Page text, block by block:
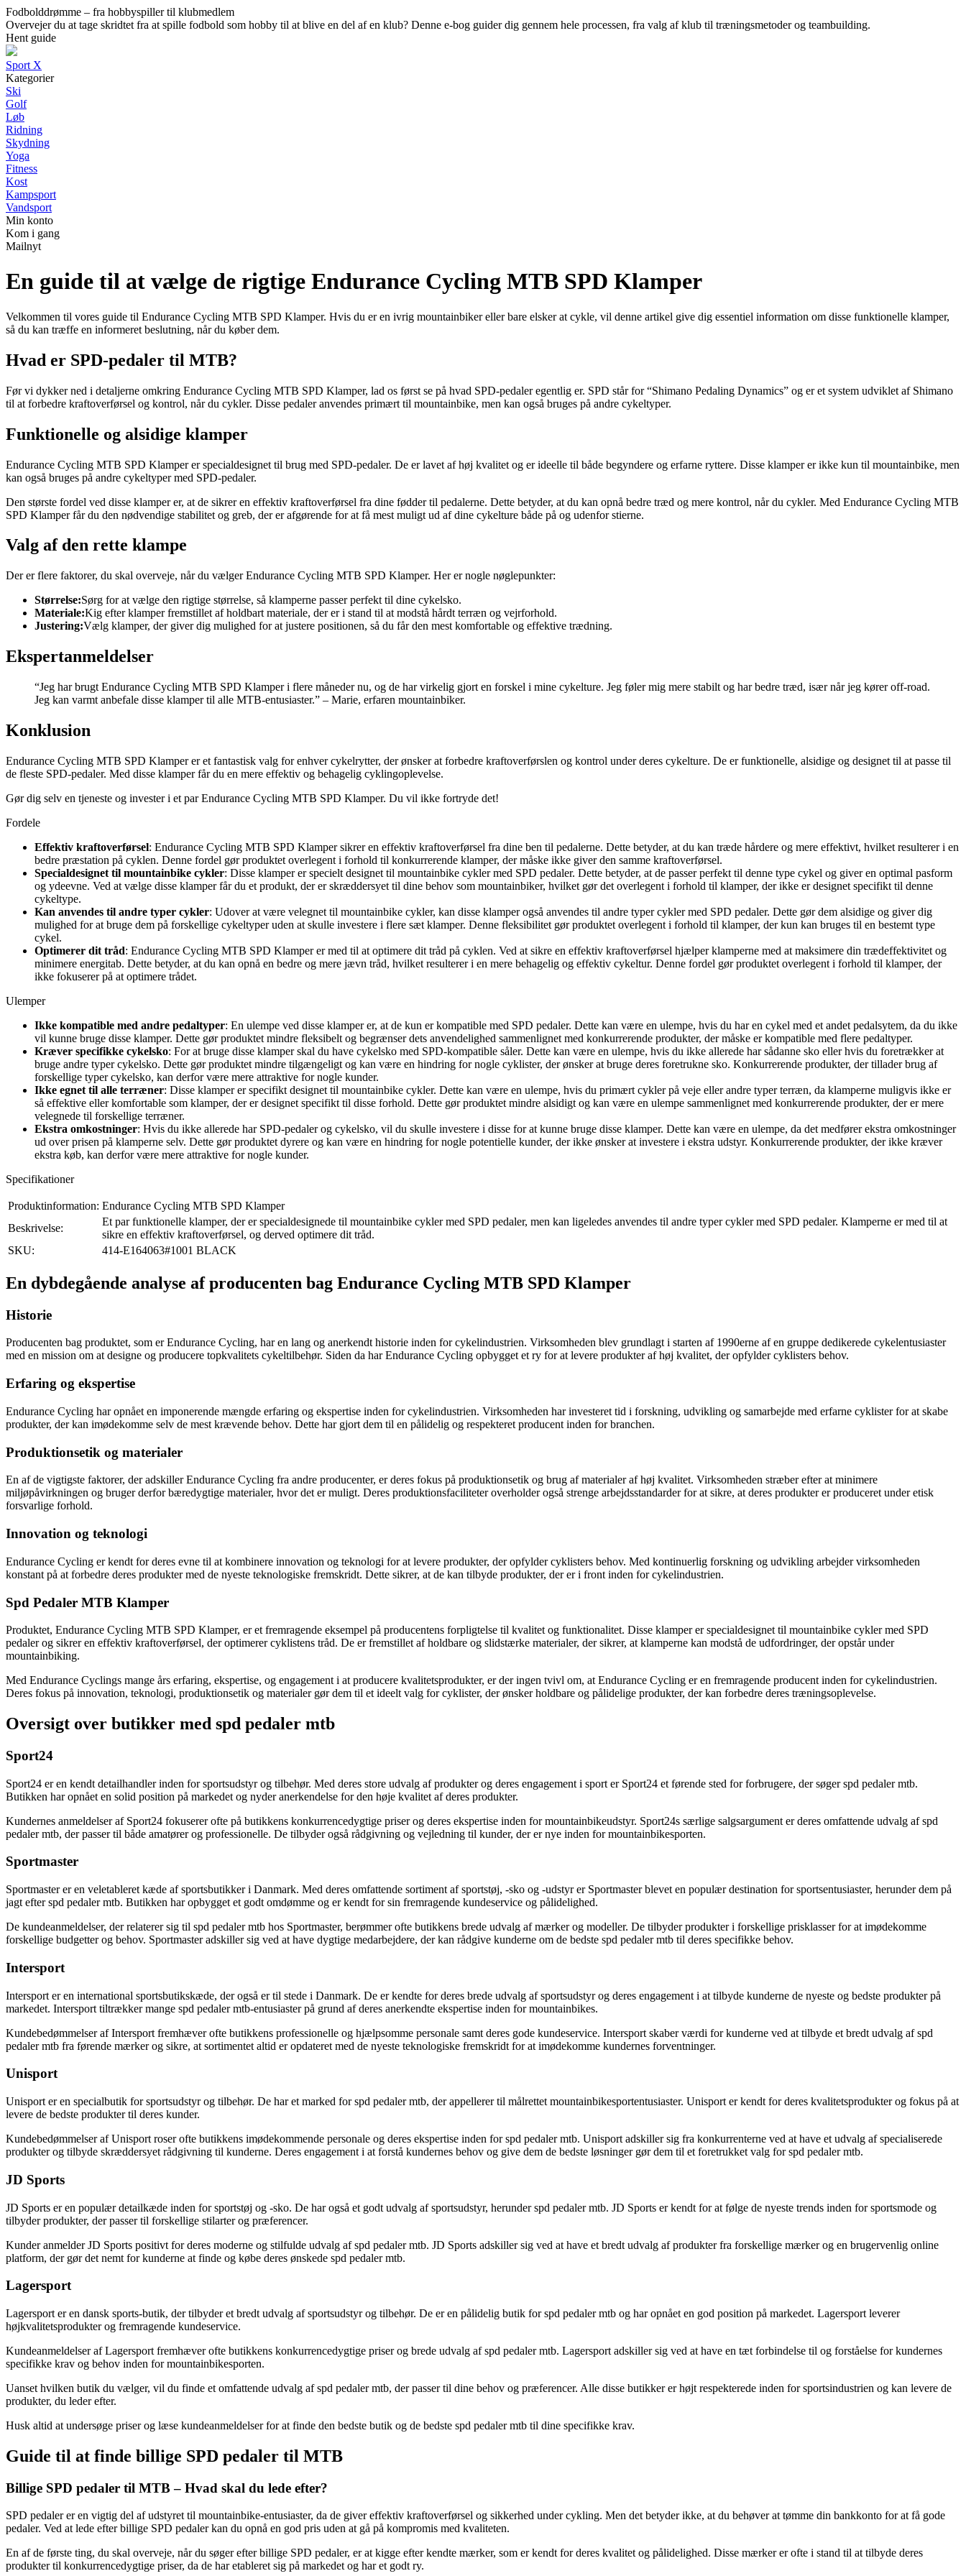
Fodbolddrømme – fra hobbyspiller til klubmedlem
Overvejer du at tage skridtet fra at spille fodbold som hobby til at blive en del af en klub? Denne e-bog guider dig gennem hele processen, fra valg af klub til træningsmetoder og teambuilding.
Hent guide
Sport X
Kategorier
Ski
Golf
Løb
Ridning
Skydning
Yoga
Fitness
Kost
Kampsport
Vandsport
Min konto
Kom i gang
Mailnyt
En guide til at vælge de rigtige Endurance Cycling MTB SPD Klamper
Velkommen til vores guide til Endurance Cycling MTB SPD Klamper. Hvis du er en ivrig mountainbiker eller bare elsker at cykle, vil denne artikel give dig essentiel information om disse funktionelle klamper,
så du kan træffe en informeret beslutning, når du køber dem.
Hvad er SPD-pedaler til MTB?
Før vi dykker ned i detaljerne omkring Endurance Cycling MTB SPD Klamper, lad os først se på hvad SPD-pedaler egentlig er. SPD står for “Shimano Pedaling Dynamics” og er et system udviklet af Shimano
til at forbedre kraftoverførsel og kontrol, når du cykler. Disse pedaler anvendes primært til mountainbike, men kan også bruges på andre cykeltyper.
Funktionelle og alsidige klamper
Endurance Cycling MTB SPD Klamper er specialdesignet til brug med SPD-pedaler. De er lavet af høj kvalitet og er ideelle til både begyndere og erfarne ryttere. Disse klamper er ikke kun til mountainbike, men
kan også bruges på andre cykeltyper med SPD-pedaler.
Den største fordel ved disse klamper er, at de sikrer en effektiv kraftoverførsel fra dine fødder til pedalerne. Dette betyder, at du kan opnå bedre træd og mere kontrol, når du cykler. Med Endurance Cycling MTB
SPD Klamper får du den nødvendige stabilitet og greb, der er afgørende for at få mest muligt ud af dine cykelture både på og udenfor stierne.
Valg af den rette klampe
Der er flere faktorer, du skal overveje, når du vælger Endurance Cycling MTB SPD Klamper. Her er nogle nøglepunkter:
Størrelse:Sørg for at vælge den rigtige størrelse, så klamperne passer perfekt til dine cykelsko.
Materiale:Kig efter klamper fremstillet af holdbart materiale, der er i stand til at modstå hårdt terræn og vejrforhold.
Justering:Vælg klamper, der giver dig mulighed for at justere positionen, så du får den mest komfortable og effektive trædning.
Ekspertanmeldelser
“Jeg har brugt Endurance Cycling MTB SPD Klamper i flere måneder nu, og de har virkelig gjort en forskel i mine cykelture. Jeg føler mig mere stabilt og har bedre træd, især når jeg kører off-road.
Jeg kan varmt anbefale disse klamper til alle MTB-entusiaster.” – Marie, erfaren mountainbiker.
Konklusion
Endurance Cycling MTB SPD Klamper er et fantastisk valg for enhver cykelrytter, der ønsker at forbedre kraftoverførslen og kontrol under deres cykelture. De er funktionelle, alsidige og designet til at passe til
de fleste SPD-pedaler. Med disse klamper får du en mere effektiv og behagelig cyklingoplevelse.
Gør dig selv en tjeneste og invester i et par Endurance Cycling MTB SPD Klamper. Du vil ikke fortryde det!
Fordele
Effektiv kraftoverførsel: Endurance Cycling MTB SPD Klamper sikrer en effektiv kraftoverførsel fra dine ben til pedalerne. Dette betyder, at du kan træde hårdere og mere effektivt, hvilket resulterer i en
bedre præstation på cyklen. Denne fordel gør produktet overlegent i forhold til konkurrerende klamper, der måske ikke giver den samme kraftoverførsel.
Specialdesignet til mountainbike cykler: Disse klamper er specielt designet til mountainbike cykler med SPD pedaler. Dette betyder, at de passer perfekt til denne type cykel og giver en optimal pasform
og ydeevne. Ved at vælge disse klamper får du et produkt, der er skræddersyet til dine behov som mountainbiker, hvilket gør det overlegent i forhold til klamper, der ikke er designet specifikt til denne
cykeltype.
Kan anvendes til andre typer cykler: Udover at være velegnet til mountainbike cykler, kan disse klamper også anvendes til andre typer cykler med SPD pedaler. Dette gør dem alsidige og giver dig
mulighed for at bruge dem på forskellige cykeltyper uden at skulle investere i flere sæt klamper. Denne fleksibilitet gør produktet overlegent i forhold til klamper, der kun kan bruges til en bestemt type
cykel.
Optimerer dit tråd: Endurance Cycling MTB SPD Klamper er med til at optimere dit tråd på cyklen. Ved at sikre en effektiv kraftoverførsel hjælper klamperne med at maksimere din trædeffektivitet og
minimere energitab. Dette betyder, at du kan opnå en bedre og mere jævn tråd, hvilket resulterer i en mere behagelig og effektiv cykeltur. Denne fordel gør produktet overlegent i forhold til klamper, der
ikke fokuserer på at optimere trådet.
Ulemper
Ikke kompatible med andre pedaltyper: En ulempe ved disse klamper er, at de kun er kompatible med SPD pedaler. Dette kan være en ulempe, hvis du har en cykel med et andet pedalsytem, da du ikke
vil kunne bruge disse klamper. Dette gør produktet mindre fleksibelt og begrænser dets anvendelighed sammenlignet med konkurrerende produkter, der måske er kompatible med flere pedaltyper.
Kræver specifikke cykelsko: For at bruge disse klamper skal du have cykelsko med SPD-kompatible såler. Dette kan være en ulempe, hvis du ikke allerede har sådanne sko eller hvis du foretrækker at
bruge andre typer cykelsko. Dette gør produktet mindre tilgængeligt og kan være en hindring for nogle cyklister, der ønsker at bruge deres foretrukne sko. Konkurrerende produkter, der tillader brug af
forskellige typer cykelsko, kan derfor være mere attraktive for nogle kunder.
Ikke egnet til alle terræner: Disse klamper er specifikt designet til mountainbike cykler. Dette kan være en ulempe, hvis du primært cykler på veje eller andre typer terræn, da klamperne muligvis ikke er
så effektive eller komfortable som klamper, der er designet specifikt til disse forhold. Dette gør produktet mindre alsidigt og kan være en ulempe sammenlignet med konkurrerende produkter, der er mere
velegnede til forskellige terræner.
Ekstra omkostninger: Hvis du ikke allerede har SPD-pedaler og cykelsko, vil du skulle investere i disse for at kunne bruge disse klamper. Dette kan være en ulempe, da det medfører ekstra omkostninger
ud over prisen på klamperne selv. Dette gør produktet dyrere og kan være en hindring for nogle potentielle kunder, der ikke ønsker at investere i ekstra udstyr. Konkurrerende produkter, der ikke kræver
ekstra køb, kan derfor være mere attraktive for nogle kunder.
Specifikationer
Produktinformation: Endurance Cycling MTB SPD Klamper
Beskrivelse:
Et par funktionelle klamper, der er specialdesignede til mountainbike cykler med SPD pedaler, men kan ligeledes anvendes til andre typer cykler med SPD pedaler. Klamperne er med til at
sikre en effektiv kraftoverførsel, og derved optimere dit tråd.
SKU:
414-E164063#1001 BLACK
En dybdegående analyse af producenten bag Endurance Cycling MTB SPD Klamper
Historie
Producenten bag produktet, som er Endurance Cycling, har en lang og anerkendt historie inden for cykelindustrien. Virksomheden blev grundlagt i starten af 1990erne af en gruppe dedikerede cykelentusiaster
med en mission om at designe og producere topkvalitets cykeltilbehør. Siden da har Endurance Cycling opbygget et ry for at levere produkter af høj kvalitet, der opfylder cyklisters behov.
Erfaring og ekspertise
Endurance Cycling har opnået en imponerende mængde erfaring og ekspertise inden for cykelindustrien. Virksomheden har investeret tid i forskning, udvikling og samarbejde med erfarne cyklister for at skabe
produkter, der kan imødekomme selv de mest krævende behov. Dette har gjort dem til en pålidelig og respekteret producent inden for branchen.
Produktionsetik og materialer
En af de vigtigste faktorer, der adskiller Endurance Cycling fra andre producenter, er deres fokus på produktionsetik og brug af materialer af høj kvalitet. Virksomheden stræber efter at minimere
miljøpåvirkningen og bruger derfor bæredygtige materialer, hvor det er muligt. Deres produktionsfaciliteter overholder også strenge arbejdsstandarder for at sikre, at deres produkter er produceret under etisk
forsvarlige forhold.
Innovation og teknologi
Endurance Cycling er kendt for deres evne til at kombinere innovation og teknologi for at levere produkter, der opfylder cyklisters behov. Med kontinuerlig forskning og udvikling arbejder virksomheden
konstant på at forbedre deres produkter med de nyeste teknologiske fremskridt. Dette sikrer, at de kan tilbyde produkter, der er i front inden for cykelindustrien.
Spd Pedaler MTB Klamper
Produktet, Endurance Cycling MTB SPD Klamper, er et fremragende eksempel på producentens forpligtelse til kvalitet og funktionalitet. Disse klamper er specialdesignet til mountainbike cykler med SPD
pedaler og sikrer en effektiv kraftoverførsel, der optimerer cyklistens tråd. De er fremstillet af holdbare og slidstærke materialer, der sikrer, at klamperne kan modstå de udfordringer, der opstår under
mountainbiking.
Med Endurance Cyclings mange års erfaring, ekspertise, og engagement i at producere kvalitetsprodukter, er der ingen tvivl om, at Endurance Cycling er en fremragende producent inden for cykelindustrien.
Deres fokus på innovation, teknologi, produktionsetik og materialer gør dem til et ideelt valg for cyklister, der ønsker holdbare og pålidelige produkter, der kan forbedre deres træningsoplevelse.
Oversigt over butikker med spd pedaler mtb
Sport24
Sport24 er en kendt detailhandler inden for sportsudstyr og tilbehør. Med deres store udvalg af produkter og deres engagement i sport er Sport24 et førende sted for forbrugere, der søger spd pedaler mtb.
Butikken har opnået en solid position på markedet og nyder anerkendelse for den høje kvalitet af deres produkter.
Kundernes anmeldelser af Sport24 fokuserer ofte på butikkens konkurrencedygtige priser og deres ekspertise inden for mountainbikeudstyr. Sport24s særlige salgsargument er deres omfattende udvalg af spd
pedaler mtb, der passer til både amatører og professionelle. De tilbyder også rådgivning og vejledning til kunder, der er nye inden for mountainbikesporten.
Sportmaster
Sportmaster er en veletableret kæde af sportsbutikker i Danmark. Med deres omfattende sortiment af sportstøj, -sko og -udstyr er Sportmaster blevet en populær destination for sportsentusiaster, herunder dem på
jagt efter spd pedaler mtb. Butikken har opbygget et godt omdømme og er kendt for sin fremragende kundeservice og pålidelighed.
De kundeanmeldelser, der relaterer sig til spd pedaler mtb hos Sportmaster, berømmer ofte butikkens brede udvalg af mærker og modeller. De tilbyder produkter i forskellige prisklasser for at imødekomme
forskellige budgetter og behov. Sportmaster adskiller sig ved at have dygtige medarbejdere, der kan rådgive kunderne om de bedste spd pedaler mtb til deres specifikke behov.
Intersport
Intersport er en international sportsbutikskæde, der også er til stede i Danmark. De er kendte for deres brede udvalg af sportsudstyr og deres engagement i at tilbyde kunderne de nyeste og bedste produkter på
markedet. Intersport tiltrækker mange spd pedaler mtb-entusiaster på grund af deres anerkendte ekspertise inden for mountainbikes.
Kundebedømmelser af Intersport fremhæver ofte butikkens professionelle og hjælpsomme personale samt deres gode kundeservice. Intersport skaber værdi for kunderne ved at tilbyde et bredt udvalg af spd
pedaler mtb fra førende mærker og sikre, at sortimentet altid er opdateret med de nyeste teknologiske fremskridt for at imødekomme kundernes forventninger.
Unisport
Unisport er en specialbutik for sportsudstyr og tilbehør. De har et marked for spd pedaler mtb, der appellerer til målrettet mountainbikesportentusiaster. Unisport er kendt for deres kvalitetsprodukter og fokus på at
levere de bedste produkter til deres kunder.
Kundebedømmelser af Unisport roser ofte butikkens imødekommende personale og deres ekspertise inden for spd pedaler mtb. Unisport adskiller sig fra konkurrenterne ved at have et udvalg af specialiserede
produkter og tilbyde skræddersyet rådgivning til kunderne. Deres engagement i at forstå kundernes behov og give dem de bedste løsninger gør dem til et foretrukket valg for spd pedaler mtb.
JD Sports
JD Sports er en populær detailkæde inden for sportstøj og -sko. De har også et godt udvalg af sportsudstyr, herunder spd pedaler mtb. JD Sports er kendt for at følge de nyeste trends inden for sportsmode og
tilbyder produkter, der passer til forskellige stilarter og præferencer.
Kunder anmelder JD Sports positivt for deres moderne og stilfulde udvalg af spd pedaler mtb. JD Sports adskiller sig ved at have et bredt udvalg af produkter fra forskellige mærker og en brugervenlig online
platform, der gør det nemt for kunderne at finde og købe deres ønskede spd pedaler mtb.
Lagersport
Lagersport er en dansk sports-butik, der tilbyder et bredt udvalg af sportsudstyr og tilbehør. De er en pålidelig butik for spd pedaler mtb og har opnået en god position på markedet. Lagersport leverer
højkvalitetsprodukter og fremragende kundeservice.
Kundeanmeldelser af Lagersport fremhæver ofte butikkens konkurrencedygtige priser og brede udvalg af spd pedaler mtb. Lagersport adskiller sig ved at have en tæt forbindelse til og forståelse for kundernes
specifikke krav og behov inden for mountainbikesporten.
Uanset hvilken butik du vælger, vil du finde et omfattende udvalg af spd pedaler mtb, der passer til dine behov og præferencer. Alle disse butikker er højt respekterede inden for sportsindustrien og kan levere de
produkter, du leder efter.
Husk altid at undersøge priser og læse kundeanmeldelser for at finde den bedste butik og de bedste spd pedaler mtb til dine specifikke krav.
Guide til at finde billige SPD pedaler til MTB
Billige SPD pedaler til MTB – Hvad skal du lede efter?
SPD pedaler er en vigtig del af udstyret til mountainbike-entusiaster, da de giver effektiv kraftoverførsel og sikkerhed under cykling. Men det betyder ikke, at du behøver at tømme din bankkonto for at få gode
pedaler. Ved at lede efter billige SPD pedaler kan du opnå en god pris uden at gå på kompromis med kvaliteten.
En af de første ting, du skal overveje, når du søger efter billige SPD pedaler, er at kigge efter kendte mærker, som er kendt for deres kvalitet og pålidelighed. Disse mærker er ofte i stand til at tilbyde deres
produkter til konkurrencedygtige priser, da de har etableret sig på markedet og har et godt ry.